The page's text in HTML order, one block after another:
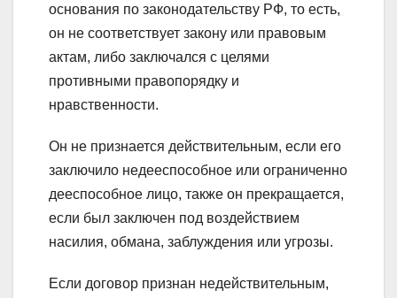
основания по законодательству РФ, то есть,
он не соответствует закону или правовым
актам, либо заключался с целями
противными правопорядку и
нравственности.
Он не признается действительным, если его
заключило недееспособное или ограниченно
дееспособное лицо, также он прекращается,
если был заключен под воздействием
насилия, обмана, заблуждения или угрозы.
Если договор признан недействительным,